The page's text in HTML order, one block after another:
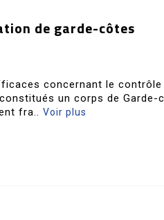
de garde-côtes
concernant le contrôle
un corps de Garde-
fra.. Voir plus